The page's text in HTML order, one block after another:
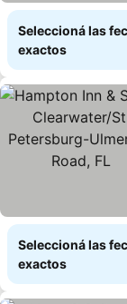
Seleccioná las
exactos
Seleccioná las
exactos